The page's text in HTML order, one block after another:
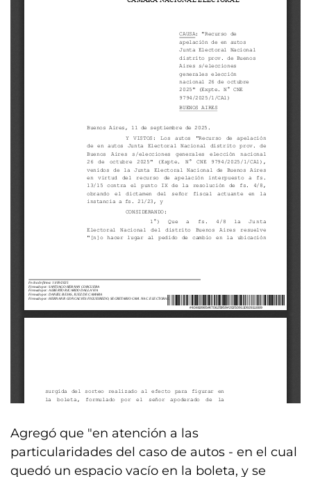
Agregó que "en atención a las
particularidades del caso de autos - en el cual
quedó un espacio vacío en la boleta, y se